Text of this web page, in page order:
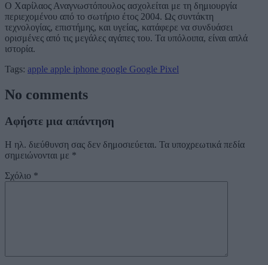
Ο Χαρίλαος Αναγνωστόπουλος ασχολείται με τη δημιουργία
περιεχομένου από το σωτήριο έτος 2004. Ως συντάκτη
τεχνολογίας, επιστήμης, και υγείας, κατάφερε να συνδυάσει
ορισμένες από τις μεγάλες αγάπες του. Τα υπόλοιπα, είναι απλά
ιστορία.
Tags: apple apple iphone google Google Pixel
No comments
Αφήστε μια απάντηση
Η ηλ. διεύθυνση σας δεν δημοσιεύεται. Τα υποχρεωτικά πεδία
σημειώνονται με *
Σχόλιο *